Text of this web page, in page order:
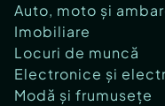
Auto, moto și
Imobiliare
Locuri de muncă
Electronice și
Modă și frumusețe